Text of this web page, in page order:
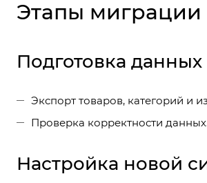
Этапы миграции
Подготовка данных
Экспорт товаров, категорий и
Проверка корректности
Настройка новой